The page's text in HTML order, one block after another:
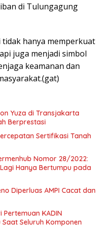
di Tulungagung
hanya memperkuat
juga menjadi simbol
keamanan dan
Yuza di Transjakarta
Berprestasi
Sertifikasi Tanah
Nomor 28/2022:
Hanya Bertumpu pada
Diperluas AMPI Cacat dan
KADIN
Seluruh Komponen